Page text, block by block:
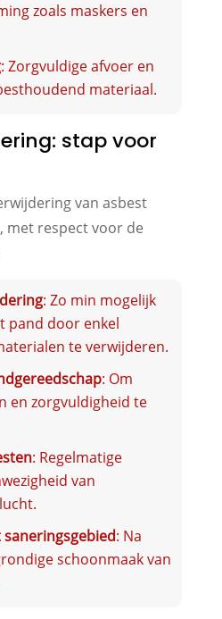
zoals maskers en
: Zorgvuldige afvoer en
materiaal.
stap voor
van asbest
met respect voor de
: Zo min mogelijk
pand door enkel
te verwijderen.
: Om
en zorgvuldigheid te
: Regelmatige
van
saneringsgebied: Na
schoonmaak van